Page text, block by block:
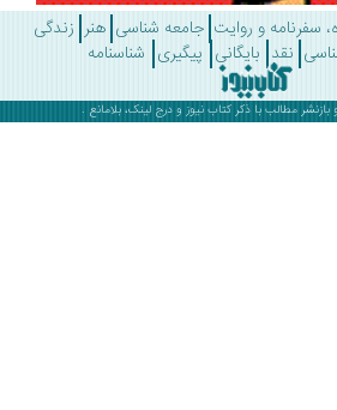
و روایت جامعه شناسی هنر زندگی
بایگانی پیگیری شناسنامه
با ذکرکتاب نیوز و درج لینک، بلامانع .